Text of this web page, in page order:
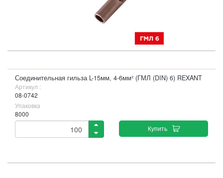
Соединительная гильза L-15мм, 4-6мм² (ГМЛ (DIN) 6) REXANT
Артикул :
08-0742
Упаковка
8000
Купить